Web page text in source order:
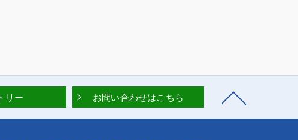
リー お問い合わせはこちら